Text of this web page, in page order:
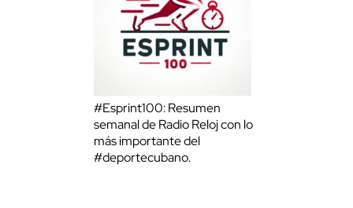
#Esprint100: Resumen
semanal de Radio Reloj con lo
más importante del
#deportecubano.